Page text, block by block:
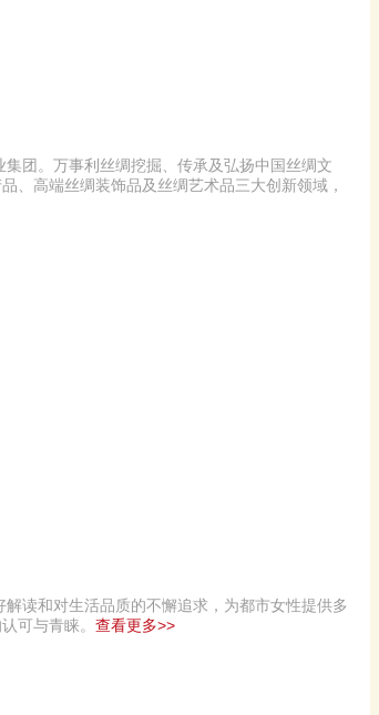
团。万事利丝绸挖掘、传承及弘扬中国丝绸文
、高端丝绸装饰品及丝绸艺术品三大创新领域，
读和对生活品质的不懈追求，为都市女性提供多
可与青睐。 查看更多>>